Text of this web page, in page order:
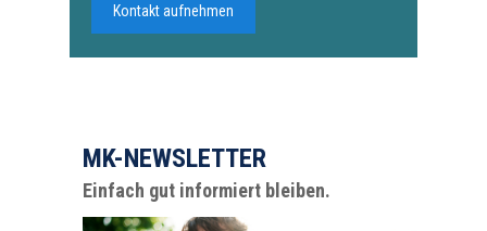
Kontakt aufnehmen
MK-NEWSLETTER
Einfach gut informiert bleiben.